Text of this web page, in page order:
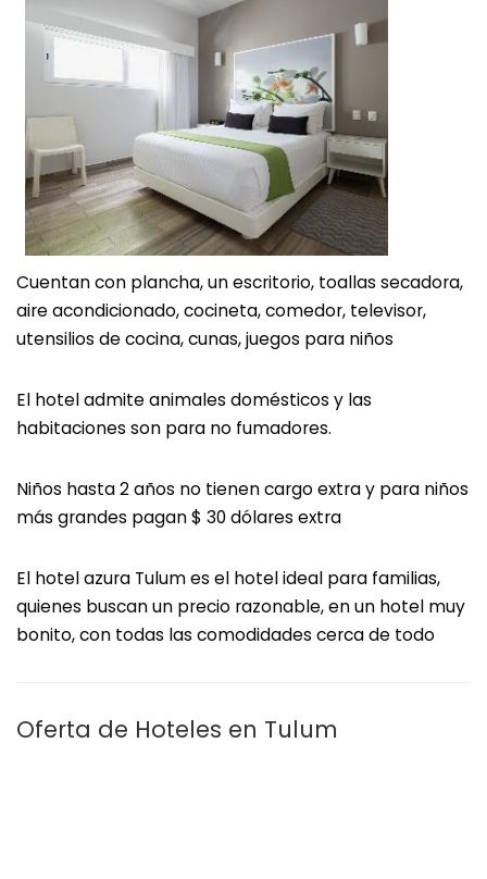
Cuentan con plancha, un escritorio, toallas secadora,
aire acondicionado, cocineta, comedor, televisor,
utensilios de cocina, cunas, juegos para niños
El hotel admite animales domésticos y las
habitaciones son para no fumadores.
Niños hasta 2 años no tienen cargo extra y para niños
más grandes pagan $ 30 dólares extra
El hotel azura Tulum es el hotel ideal para familias,
quienes buscan un precio razonable, en un hotel muy
bonito, con todas las comodidades cerca de todo
Oferta de Hoteles en Tulum